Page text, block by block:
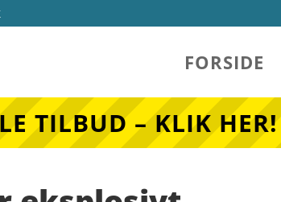
FORSIDE
TILBUD – KLIK HER!